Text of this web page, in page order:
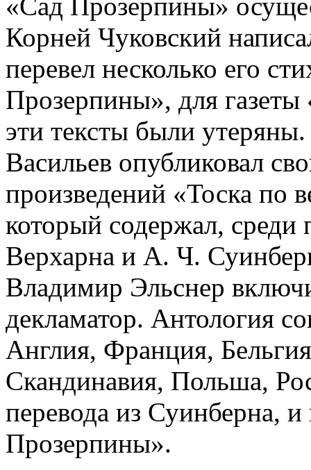
«Сад Прозерпины»
Корней Чуковский
перевел несколько его
Прозерпины», для
эти тексты были
Васильев опубликовал
произведений «Тоска по
который содержал, среди
Верхарна и А. Ч.
Владимир Эльснер
декламатор. Антология
Англия, Франция,
Скандинавия, Польша,
перевода из Суинберна,
Прозерпины».